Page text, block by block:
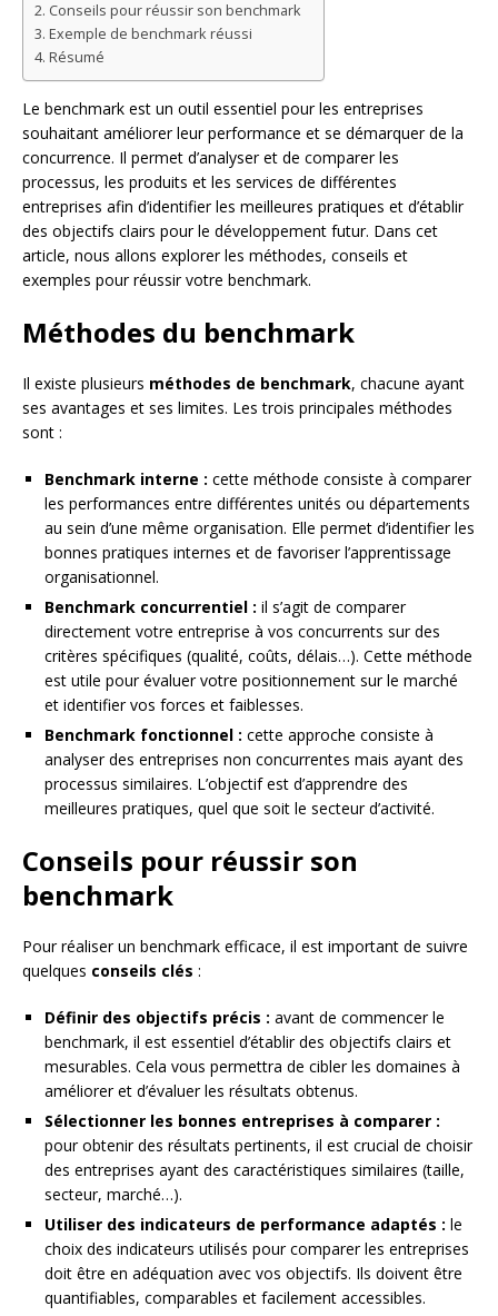
Conseils pour réussir son benchmark
Exemple de benchmark réussi
Résumé
Le benchmark est un outil essentiel pour les entreprises
souhaitant améliorer leur performance et se démarquer de la
concurrence. Il permet d’analyser et de comparer les
processus, les produits et les services de différentes
entreprises afin d’identifier les meilleures pratiques et d’établir
des objectifs clairs pour le développement futur. Dans cet
article, nous allons explorer les méthodes, conseils et
exemples pour réussir votre benchmark.
Méthodes du benchmark
Il existe plusieurs méthodes de benchmark, chacune ayant
ses avantages et ses limites. Les trois principales méthodes
sont :
Benchmark interne : cette méthode consiste à comparer
les performances entre différentes unités ou départements
au sein d’une même organisation. Elle permet d’identifier les
bonnes pratiques internes et de favoriser l’apprentissage
organisationnel.
Benchmark concurrentiel : il s’agit de comparer
directement votre entreprise à vos concurrents sur des
critères spécifiques (qualité, coûts, délais…). Cette méthode
est utile pour évaluer votre positionnement sur le marché
et identifier vos forces et faiblesses.
Benchmark fonctionnel : cette approche consiste à
analyser des entreprises non concurrentes mais ayant des
processus similaires. L’objectif est d’apprendre des
meilleures pratiques, quel que soit le secteur d’activité.
Conseils pour réussir son
benchmark
Pour réaliser un benchmark efficace, il est important de suivre
quelques conseils clés :
Définir des objectifs précis : avant de commencer le
benchmark, il est essentiel d’établir des objectifs clairs et
mesurables. Cela vous permettra de cibler les domaines à
améliorer et d’évaluer les résultats obtenus.
Sélectionner les bonnes entreprises à comparer :
pour obtenir des résultats pertinents, il est crucial de choisir
des entreprises ayant des caractéristiques similaires (taille,
secteur, marché…).
Utiliser des indicateurs de performance adaptés : le
choix des indicateurs utilisés pour comparer les entreprises
doit être en adéquation avec vos objectifs. Ils doivent être
quantifiables, comparables et facilement accessibles.